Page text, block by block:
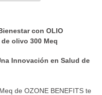
con OLIO
olivo 300 Meq
Innovación en Salud de
de OZONE BENEFITS te